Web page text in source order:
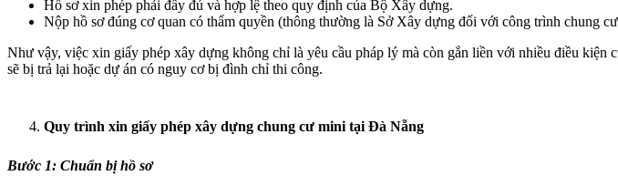
Hồ sơ xin phép phải đầy đủ và hợp lệ theo quy định của Bộ Xây dựng.
Nộp hồ sơ đúng cơ quan có thẩm quyền (thông thường là Sở Xây dựng đối với công trình chung
Như vậy, việc xin giấy phép xây dựng không chỉ là yêu cầu pháp lý mà còn gắn liền với nhiều điều
sẽ bị trả lại hoặc dự án có nguy cơ bị đình chỉ thi công.
Quy trình xin giấy phép xây dựng chung cư mini tại Đà Nẵng
Bước 1: Chuẩn bị hồ sơ